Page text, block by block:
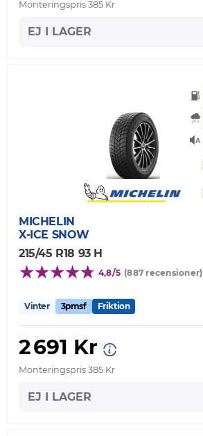
Monteringspris 385 Kr
EJ I LAGER
MICHELIN
X-ICE SNOW
215/45 R18 93 H
4,8/5 (887 recensioner)
Vinter 3pmsf Friktion
2 691 Kr
Monteringspris 385 Kr
EJ I LAGER